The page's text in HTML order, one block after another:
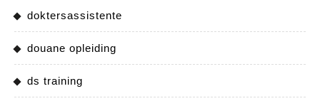
doktersassistente
douane opleiding
ds training